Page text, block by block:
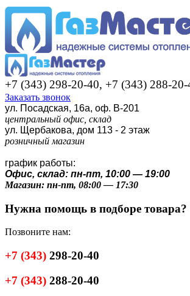
+7 (343) 298-20-40, +7 (343) 288-20-
Заказать звонок
ул. Посадская, 16а, оф. В-201
центральный офис, склад
ул. Щербакова, дом 113 - 2 этаж
розничный магазин
график работы:
Офис, склад: пн-пт, 10:00 — 19:00
Магазин: пн-пт, 08:00 — 17:30
Нужна помощь в подборе товара?
Позвоните нам:
+7 (343) 298-20-40
+7 (343) 288-20-40